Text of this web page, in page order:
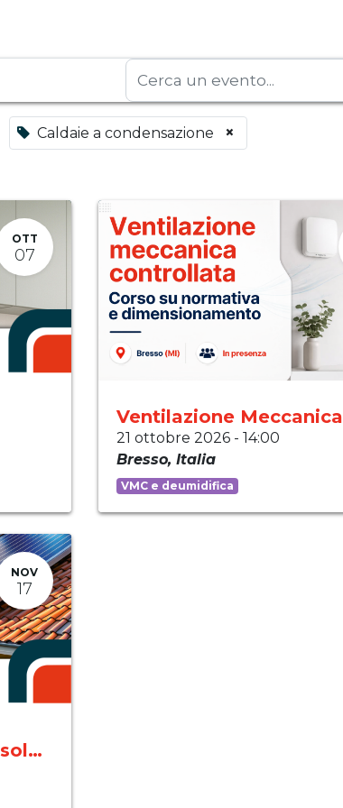
Caldaie a condensazione ×
OTT
07
Ventilazione Meccanica
21 ottobre 2026 - 14:00
Bresso, Italia
VMC e deumidifica
NOV
17
Sistemi ACS con PDC e solare